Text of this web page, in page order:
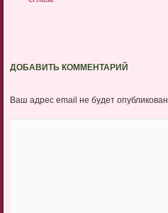
ДОБАВИТЬ КОММЕНТАРИЙ
Ваш адрес email не будет опубликован.